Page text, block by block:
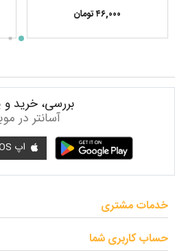
۴۶,۰۰۰ تومان
بررسی، خرید و
آسانتر در
اپ iOS
خدمات مشتری
حساب کاربری شما